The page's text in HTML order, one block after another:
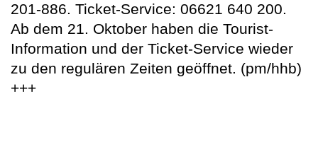
201-886. Ticket-Service: 06621 640 200.
Ab dem 21. Oktober haben die Tourist-
Information und der Ticket-Service wieder
zu den regulären Zeiten geöffnet. (pm/hhb)
+++